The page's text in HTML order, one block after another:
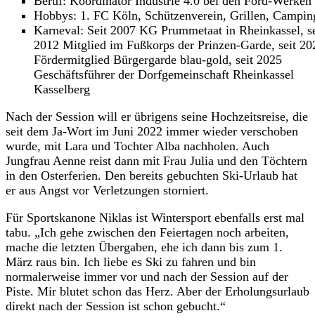
Hobbys: 1. FC Köln, Schützenverein, Grillen,
Karneval: Seit 2007 KG Prummetaat in Rheinkassel,
2012 Mitglied im Fußkorps der Prinzen-Garde, seit
Fördermitglied Bürgergarde blau-gold, seit 2025
Geschäftsführer der Dorfgemeinschaft Rheinkassel
Kasselberg
Nach der Session will er übrigens seine Hochzeitsreise, die
seit dem Ja-Wort im Juni 2022 immer wieder verschoben
wurde, mit Lara und Tochter Alba nachholen. Auch
Jungfrau Aenne reist dann mit Frau Julia und den Töchtern
in den Osterferien. Den bereits gebuchten Ski-Urlaub hat
er aus Angst vor Verletzungen storniert.
Für Sportskanone Niklas ist Wintersport ebenfalls erst mal
tabu. „Ich gehe zwischen den Feiertagen noch arbeiten,
mache die letzten Übergaben, ehe ich dann bis zum 1.
März raus bin. Ich liebe es Ski zu fahren und bin
normalerweise immer vor und nach der Session auf der
Piste. Mir blutet schon das Herz. Aber der Erholungsurlaub
direkt nach der Session ist schon gebucht.“